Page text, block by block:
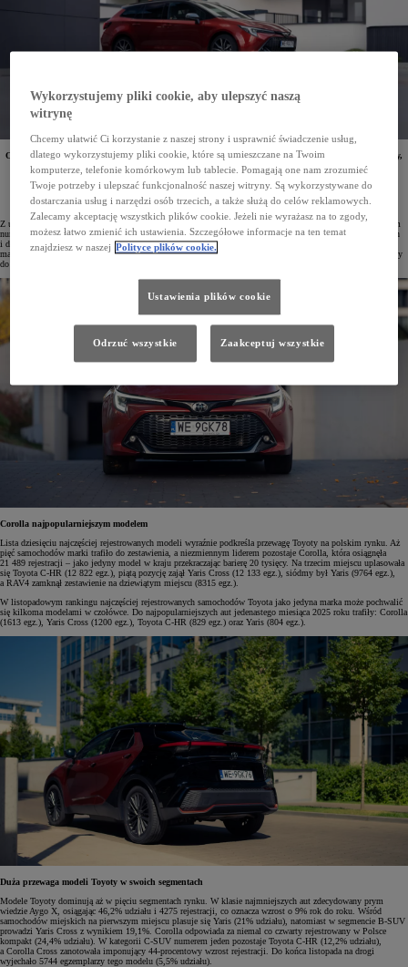
Od początku roku do listopada zarejestrowano w Polsce 93 585 aut osobowych i dostawczych Toyoty,
a marka zajmuje pozycję lidera rynku, osiągając udział na poziomie 15,8%. Klienci najchętniej
wybierają Corollę, a aż pięć modeli Toyoty znalazło się w zestawieniu dziesięciu najczęściej
rejestrowanych samochodów w kraju.
Z udziałem rynkowym sięgającym 15,8% Toyota po jedenastu miesiącach 2025 roku jest bezkonkurencyjnym
numerem jeden na polskim rynku. W tym okresie w kraju przybyło 93 585 nowych samochodów osobowych
i dostawczych, z czego 7672 zostały zarejestrowane tylko w listopadzie. Toyota jest najczęściej wybieraną
marką zarówno przez klientów firmowych, jak i prywatnych – w samym listopadzie przedsiębiorstwa dopisały
do rejestrów 5502 auta, a osoby indywidualne 2170.
Corolla najpopularniejszym modelem
Lista dziesięciu najczęściej rejestrowanych modeli wyraźnie podkreśla przewagę Toyoty na polskim rynku. Aż
pięć samochodów marki trafiło do zestawienia, a niezmiennym liderem pozostaje Corolla, która osiągnęła
21 489 rejestracji – jako jedyny model w kraju przekraczając barierę 20 tysięcy. Na trzecim miejscu uplasowała
się Toyota C-HR (12 822 egz.), piątą pozycję zajął Yaris Cross (12 133 egz.), siódmy był Yaris (9764 egz.),
a RAV4 zamknął zestawienie na dziewiątym miejscu (8315 egz.).
W listopadowym rankingu najczęściej rejestrowanych samochodów Toyota jako jedyna marka może pochwalić
się kilkoma modelami w czołówce. Do najpopularniejszych aut jedenastego miesiąca 2025 roku trafiły: Corolla
(1613 egz.), Yaris Cross (1200 egz.), Toyota C-HR (829 egz.) oraz Yaris (804 egz.).
Duża przewaga modeli Toyoty w swoich segmentach
Modele Toyoty dominują aż w pięciu segmentach rynku. W klasie najmniejszych aut zdecydowany prym
wiedzie Aygo X, osiągając 46,2% udziału i 4275 rejestracji, co oznacza wzrost o 9% rok do roku. Wśród
samochodów miejskich na pierwszym miejscu plasuje się Yaris (21% udziału), natomiast w segmencie B-SUV
prowadzi Yaris Cross z wynikiem 19,1%. Corolla odpowiada za niemal co czwarty rejestrowany w Polsce
kompakt (24,4% udziału). W kategorii C-SUV numerem jeden pozostaje Toyota C-HR (12,2% udziału),
a Corolla Cross zanotowała imponujący 44-procentowy wzrost rejestracji. Do końca listopada na drogi
wyjechało 5744 egzemplarzy tego modelu (5,5% udziału).
Wykorzystujemy pliki cookie, aby ulepszyć naszą
witrynę
Chcemy ułatwić Ci korzystanie z naszej strony i usprawnić świadczenie usług,
dlatego wykorzystujemy pliki cookie, które są umieszczane na Twoim
komputerze, telefonie komórkowym lub tablecie. Pomagają one nam zrozumieć
Twoje potrzeby i ulepszać funkcjonalność naszej witryny. Są wykorzystywane do
dostarczania usług i narzędzi osób trzecich, a także służą do celów reklamowych.
Zalecamy akceptację wszystkich plików cookie. Jeżeli nie wyrażasz na to zgody,
możesz łatwo zmienić ich ustawienia. Szczegółowe informacje na ten temat
znajdziesz w naszej Polityce plików cookie.
Ustawienia plików cookie
Odrzuć wszystkie Zaakceptuj wszystkie